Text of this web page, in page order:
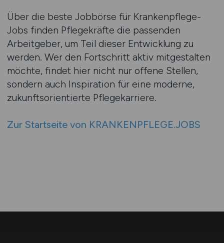
Über die beste Jobbörse für Krankenpflege-
Jobs finden Pflegekräfte die passenden
Arbeitgeber, um Teil dieser Entwicklung zu
werden. Wer den Fortschritt aktiv mitgestalten
möchte, findet hier nicht nur offene Stellen,
sondern auch Inspiration für eine moderne,
zukunftsorientierte Pflegekarriere.
Zur Startseite von KRANKENPFLEGE.JOBS